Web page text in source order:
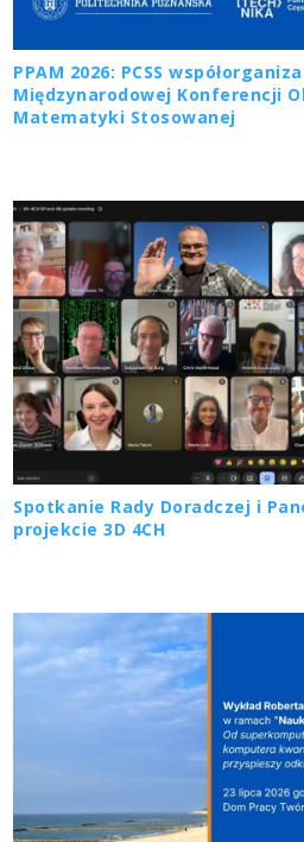
PPAM 2026: PCSS
Międzynarodowej Konferencji
Matematyki Stosowanej
Spotkanie Rady Doradczej i
projekcie 3D 4CH